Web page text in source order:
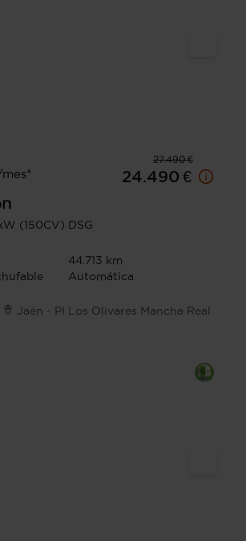
27.490 €
24.490 €
(150CV) DSG
44.713 km
Automática
Jaén - PI Los Olivares Mancha Real